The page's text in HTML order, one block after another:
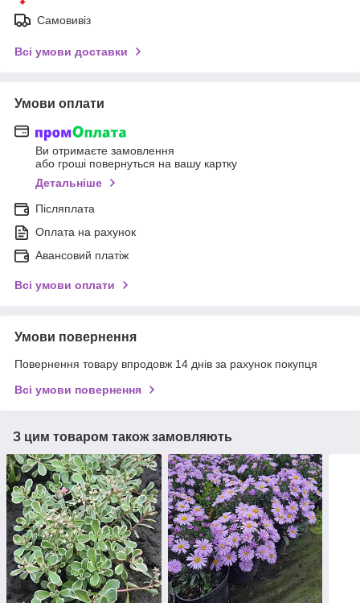
Самовивіз
Всі умови доставки
Умови оплати
Ви отримаєте замовлення
або гроші повернуться на вашу картку
Детальніше
Післяплата
Оплата на рахунок
Авансовий платіж
Всі умови оплати
Умови повернення
Повернення товару впродовж 14 днів за рахунок покупця
Всі умови повернення
З цим товаром також замовляють